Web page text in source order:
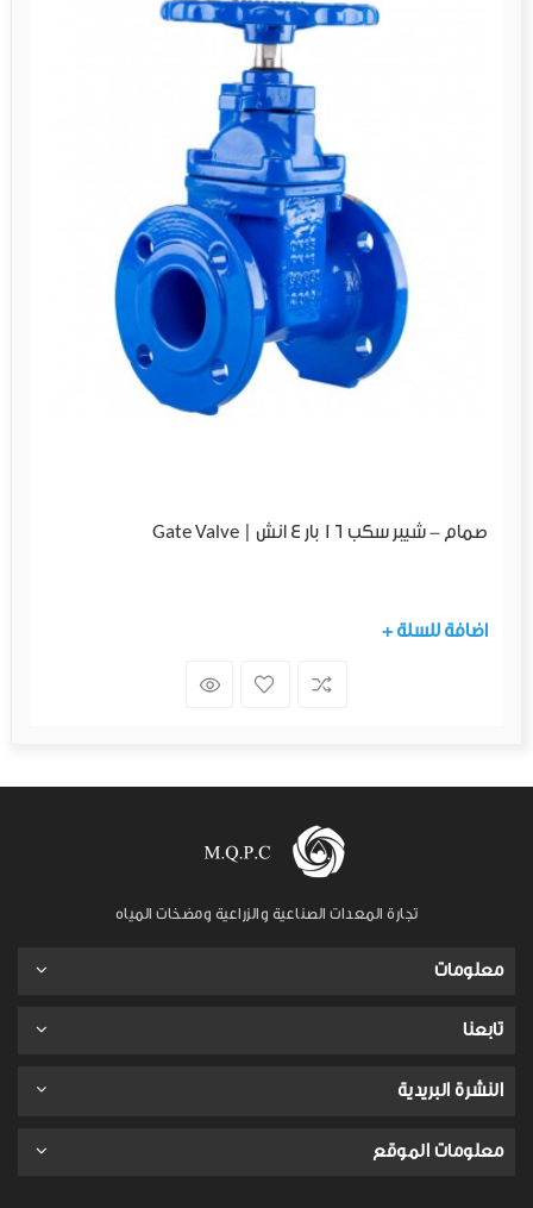
صمام - شيبر سكب 16 بار 4 انش | Gate Valve
+ اضافة للسلة
تجارة المعدات الصناعية والزراعية ومضخات المياه
معلومات
تابعنا
النشرة البريدية
معلومات الموقع